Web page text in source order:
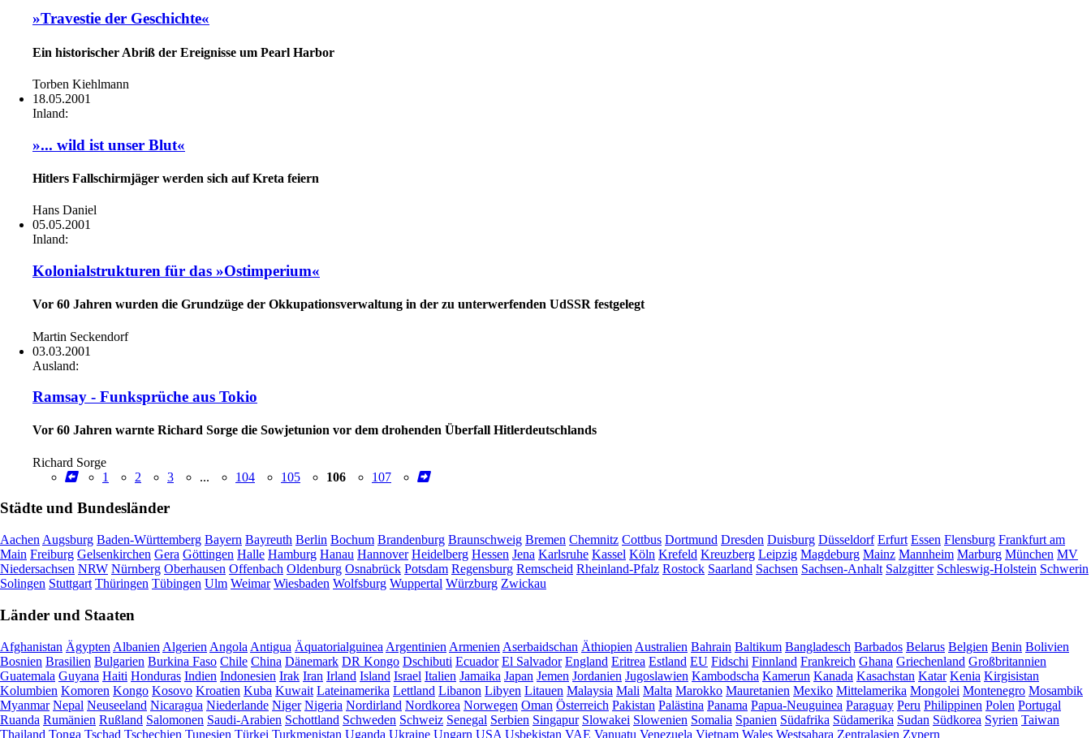
»Travestie der Geschichte«
Ein historischer Abriß der Ereignisse um Pearl Harbor
Torben Kiehlmann
18.05.2001
Inland:
»... wild ist unser Blut«
Hitlers Fallschirmjäger werden sich auf Kreta feiern
Hans Daniel
05.05.2001
Inland:
Kolonialstrukturen für das »Ostimperium«
Vor 60 Jahren wurden die Grundzüge der Okkupationsverwaltung in der zu unterwerfenden UdSSR festgelegt
Martin Seckendorf
03.03.2001
Ausland:
Ramsay - Funksprüche aus Tokio
Vor 60 Jahren warnte Richard Sorge die Sowjetunion vor dem drohenden Überfall Hitlerdeutschlands
Richard Sorge
1
2 3 ... 104 105 106 107
Städte und Bundesländer
Aachen Augsburg Baden-Württemberg Bayern Bayreuth Berlin Bochum Brandenburg Braunschweig Bremen Chemnitz Cottbus Dortmund Dresden Duisburg Düsseldorf Erfurt Essen Flensburg Frankfurt am
Main Freiburg Gelsenkirchen Gera Göttingen Halle Hamburg Hanau Hannover Heidelberg Hessen Jena Karlsruhe Kassel Köln Krefeld Kreuzberg Leipzig Magdeburg Mainz Mannheim Marburg München MV
Niedersachsen NRW Nürnberg Oberhausen Offenbach Oldenburg Osnabrück Potsdam Regensburg Remscheid Rheinland-Pfalz Rostock Saarland Sachsen Sachsen-Anhalt Salzgitter Schleswig-Holstein Schwerin
Solingen Stuttgart Thüringen Tübingen Ulm Weimar Wiesbaden Wolfsburg Wuppertal Würzburg Zwickau
Länder und Staaten
Afghanistan Ägypten Albanien Algerien Angola Antigua Äquatorialguinea Argentinien Armenien Aserbaidschan Äthiopien Australien Bahrain Baltikum Bangladesch Barbados Belarus Belgien Benin Bolivien
Bosnien Brasilien Bulgarien Burkina Faso Chile China Dänemark DR Kongo Dschibuti Ecuador El Salvador England Eritrea Estland EU Fidschi Finnland Frankreich Ghana Griechenland Großbritannien
Guatemala Guyana Haiti Honduras Indien Indonesien Irak Iran Irland Island Israel Italien Jamaika Japan Jemen Jordanien Jugoslawien Kambodscha Kamerun Kanada Kasachstan Katar Kenia Kirgisistan
Kolumbien Komoren Kongo Kosovo Kroatien Kuba Kuwait Lateinamerika Lettland Libanon Libyen Litauen Malaysia Mali Malta Marokko Mauretanien Mexiko Mittelamerika Mongolei Montenegro Mosambik
Myanmar Nepal Neuseeland Nicaragua Niederlande Niger Nigeria Nordirland Nordkorea Norwegen Oman Österreich Pakistan Palästina Panama Papua-Neuguinea Paraguay Peru Philippinen Polen Portugal
Ruanda Rumänien Rußland Salomonen Saudi-Arabien Schottland Schweden Schweiz Senegal Serbien Singapur Slowakei Slowenien Somalia Spanien Südafrika Südamerika Sudan Südkorea Syrien Taiwan
Thailand Tonga Tschad Tschechien Tunesien Türkei Turkmenistan Uganda Ukraine Ungarn USA Usbekistan VAE Vanuatu Venezuela Vietnam Wales Westsahara Zentralasien Zypern